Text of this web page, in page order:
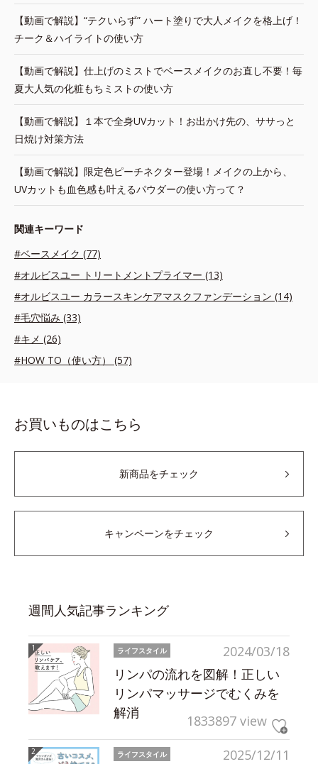
【動画で解説】“テクいらず” ハート塗りで大人メイクを格上げ！
チーク＆ハイライトの使い方
【動画で解説】仕上げのミストでベースメイクのお直し不要！毎
夏大人気の化粧もちミストの使い方
【動画で解説】１本で全身UVカット！お出かけ先の、ササっと
日焼け対策方法
【動画で解説】限定色ピーチネクター登場！メイクの上から、
UVカットも血色感も叶えるパウダーの使い方って？
関連キーワード
#ベースメイク (77)
#オルビスユー トリートメントプライマー (13)
#オルビスユー カラースキンケアマスクファンデーション (14)
#毛穴悩み (33)
#キメ (26)
#HOW TO（使い方） (57)
お買いものはこちら
新商品をチェック
キャンペーンをチェック
週間人気記事ランキング
2024/03/18
ライフスタイル
リンパの流れを図解！正しい
リンパマッサージでむくみを
解消
1833897 view
2025/12/11
ライフスタイル